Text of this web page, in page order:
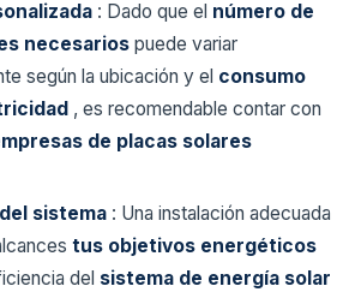
: Dado que el número de
necesarios puede variar
según la ubicación y el consumo
, es recomendable contar con
de placas solares
sistema : Una instalación adecuada
tus objetivos energéticos
del sistema de energía solar